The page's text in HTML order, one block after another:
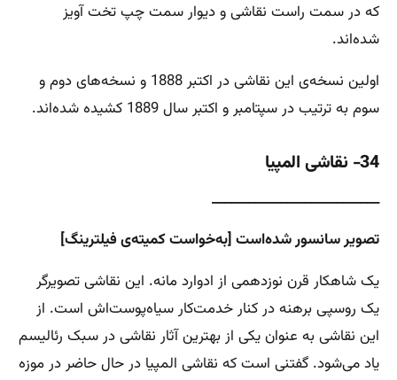
که در سمت راست نقاشی و دیوار سمت چپ تخت آویز
شده‌اند.
اولین نسخه‌ی این نقاشی در اکتبر 1888 و نسخه‌های دوم و
سوم به ترتیب در سپتامبر و اکتبر سال 1889 کشیده شده‌اند.
34- نقاشی المپیا
___________________________
تصویر سانسور شده‌است [به‌خواست کمیته‌ی فیلترینگ]
یک شاهکار قرن نوزدهمی از ادوارد مانه. این نقاشی تصویرگر
یک روسپی برهنه در کنار خدمت‌کار سیاه‌پوست‌اش است. از
این نقاشی به عنوان یکی از بهترین آثار نقاشی در سبک رئالیسم
یاد می‌شود. گفتنی است که نقاشی المپیا در حال حاضر در موزه